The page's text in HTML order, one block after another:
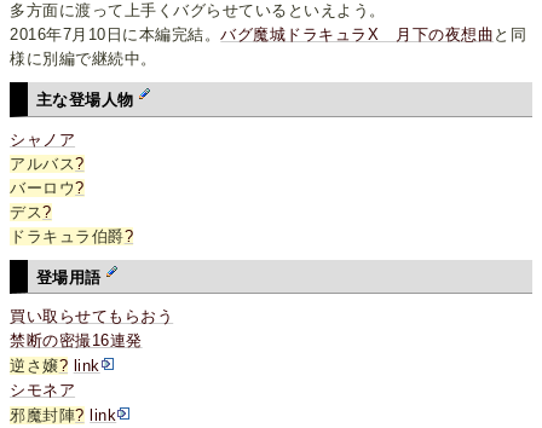
多方面に渡って上手くバグらせているといえよう。
2016年7月10日に本編完結。バグ魔城ドラキュラX 月下の夜想曲 と同
様に別編で継続中。
主な登場人物
シャノア
アルバス?
バーロウ?
デス?
ドラキュラ伯爵?
登場用語
買い取らせてもらおう
禁断の密撮16連発
逆さ嬢? link
シモネア
邪魔封陣? link